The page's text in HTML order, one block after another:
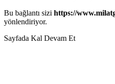
Bu bağlantı sizi https://
yönlendiriyor.
Sayfada Kal Devam Et